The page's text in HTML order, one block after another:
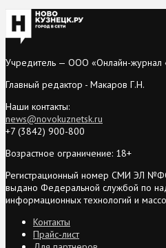
Учредитель — ООО «Онлайн-журнал
Главный редактор - Макаров Г.Н.
Наши контакты:
news@novokuznetsk.ru
+7 (3842) 900-800
Возрастное ограничение: 18+
Регистрационный номер СМИ ЭЛ
выдано Федеральной службой по
информационных технологий и
Контакты
Прайс-лист